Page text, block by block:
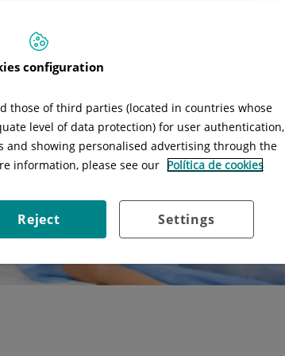
configuration
those of third parties (located in countries whose
level of data protection) for user authentication,
and showing personalised advertising through the
information, please see our Política de cookies
Settings
Reject